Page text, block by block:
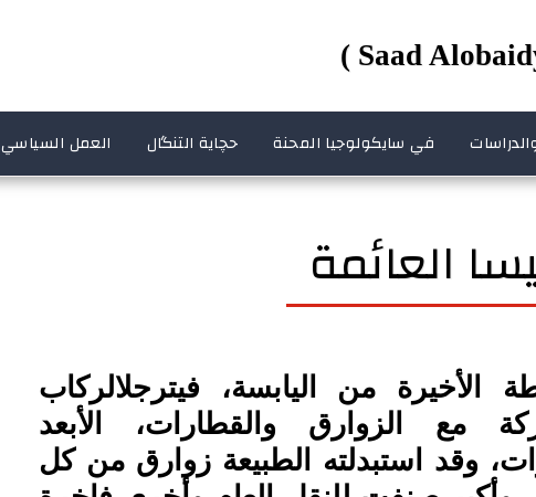
في سايكولوجيا المحنة حچاية التنگال العمل السياسي
العائمة
الأخيرة من اليابسة، فيترجلالركاب
مع الزوارق والقطارات، الأبعد
وقد استبدلته الطبيعة زوارق من كل